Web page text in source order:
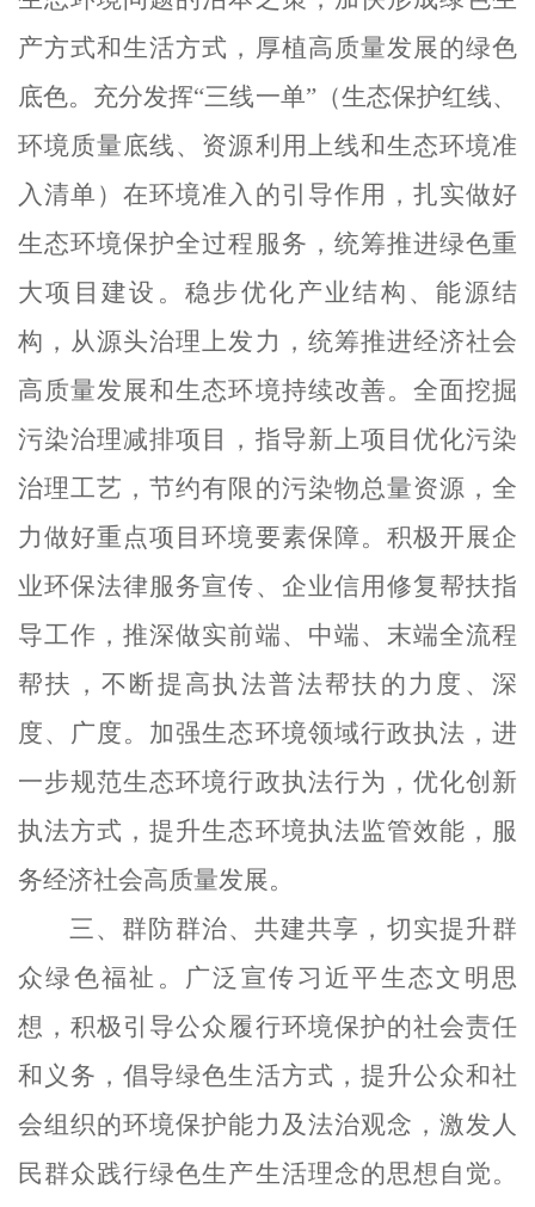
产方式和生活方式，厚植高质量发展的绿色
底色。充分发挥“三线一单”（生态保护红线、
环境质量底线、资源利用上线和生态环境准
入清单）在环境准入的引导作用，扎实做好
生态环境保护全过程服务，统筹推进绿色重
大项目建设。稳步优化产业结构、能源结
构，从源头治理上发力，统筹推进经济社会
高质量发展和生态环境持续改善。 全面挖掘
污染治理减排项目， 指导新上项目优化污染
治理工艺，节约有限的污染物总量资源，全
力做好重点项目环境要素保障。 积极开展企
业环保法律服务宣传、企业信用修复帮扶指
导工作，推深做实前端、中端、末端全流程
帮扶，不断提高执法普法帮扶的力度、深
度、广度。 加强生态环境领域行政执法，进
一步规范生态环境行政执法行为，优化创新
执法方式，提升生态环境执法监管效能，服
务经济社会高质量发展。
三、群防群治、共建共享，切实提升群
众绿色福祉。 广泛宣传习近平生态文明思
想，积极引导公众履行环境保护的社会责任
和义务，倡导绿色生活方式，提升公众和社
会组织的环境保护能力及法治观念，激发人
民群众践行绿色生产生活理念的思想自觉。